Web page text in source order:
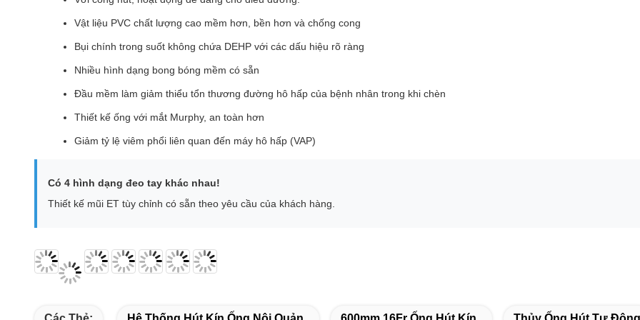
Vật liệu PVC chất lượng cao mềm hơn, bền hơn và chống cong
Bụi chính trong suốt không chứa DEHP với các dấu hiệu rõ ràng
Nhiều hình dạng bong bóng mềm có sẵn
Đầu mềm làm giảm thiểu tổn thương đường hô hấp của bệnh nhân trong khi chèn
Thiết kế ống với mắt Murphy, an toàn hơn
Giảm tỷ lệ viêm phổi liên quan đến máy hô hấp (VAP)
Có 4 hình dạng đeo tay khác nhau!
Thiết kế mũi ET tùy chỉnh có sẵn theo yêu cầu của khách hàng.
Các Thẻ: Hệ Thống Hút Kín Ống Nội Quản